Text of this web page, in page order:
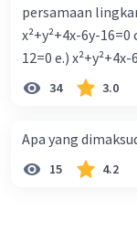
persamaan lingkaran adalah a.)
x²+y²+4x-6y-16=0
12=0 e.)
34 3.0
Apa yang
15 4.2